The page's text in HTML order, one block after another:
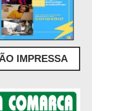
IMPRESSA